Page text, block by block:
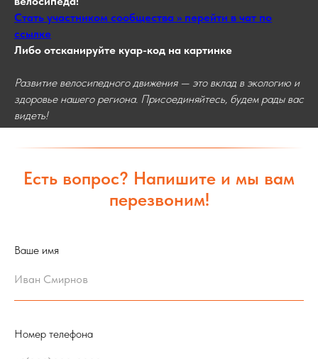
Стать участником сообщества >> перейти в чат по
ссылке
Либо отсканируйте куар-код на картинке
Развитие велосипедного движения — это вклад в экологию и
здоровье нашего региона. Присоединяйтесь, будем рады вас
видеть!
Есть вопрос? Напишите и мы вам
перезвоним!
Ваше имя
Номер телефона